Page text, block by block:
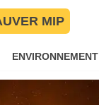
MIP
ENVIRONNEMENT